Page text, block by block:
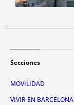
Secciones
MOVILIDAD
VIVIR EN BARCELONA